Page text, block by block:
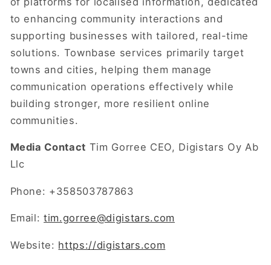
to enhancing community interactions and
supporting businesses with tailored, real-time
solutions. Townbase services primarily target
towns and cities, helping them manage
communication operations effectively while
building stronger, more resilient online
communities.
Media Contact Tim Gorree CEO, Digistars Oy Ab
Llc
Phone: +358503787863
Email:tim.gorree@digistars.com
Website: https://digistars.com